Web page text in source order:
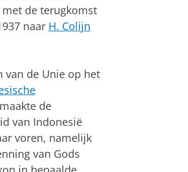
de terugkomst
naar H. Colijn
van de Unie op het
de
van Indonesië
voren, namelijk
van Gods